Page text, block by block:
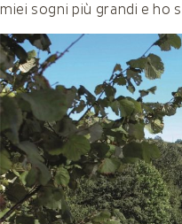
miei sogni più grandi e